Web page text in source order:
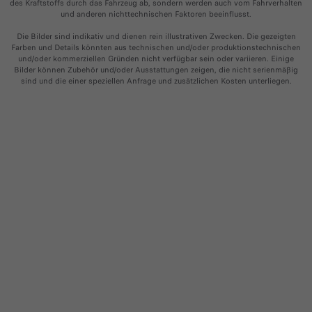
TEILE & ZUBEHÖR
Ersatzteile
Zubehör
Ersatzteile
Zubehör und Umbauten für Fiat Professional Nutzfahrzeuge
des Kraftstoffs durch das Fahrzeug ab, sondern werden auch vom Fahrverhalten
und anderen nichttechnischen Faktoren beeinflusst.​
Die Bilder sind indikativ und dienen rein illustrativen Zwecken. Die gezeigten
Farben und Details könnten aus technischen und/oder produktionstechnischen
und/oder kommerziellen Gründen nicht verfügbar sein oder variieren. Einige
Bilder können Zubehör und/oder Ausstattungen zeigen, die nicht serienmäßig
sind und die einer speziellen Anfrage und zusätzlichen Kosten unterliegen.